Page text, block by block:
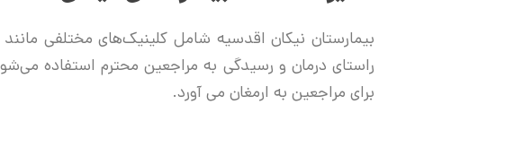
بیمارستان نیکان اقدسیه شامل کلینیک‌های مختلفی
راستای درمان و رسیدگی به مراجعین محترم استفاده
برای مراجعین به ارمغان می آورد.